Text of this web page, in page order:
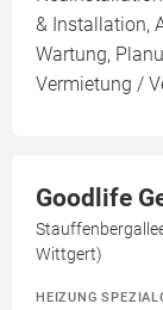
& Installation,
Wartung,
Vermietung /
Goodlife
Wittgert)
HEIZUNG